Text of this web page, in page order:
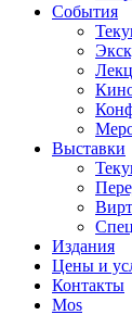
События
Выставки
Издания
Цены и
Контакты
Mos